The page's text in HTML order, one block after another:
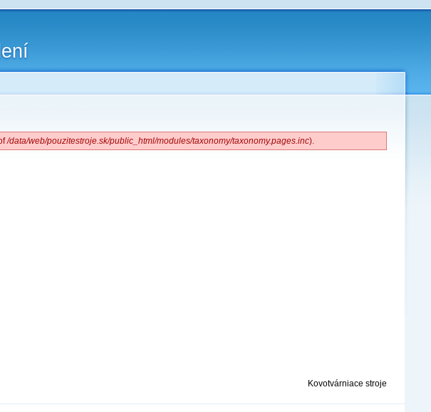
/data/web/pouzitestroje.sk/public_html/modules/taxonomy/taxonomy.pages.inc).
Kovotvárniace stroje